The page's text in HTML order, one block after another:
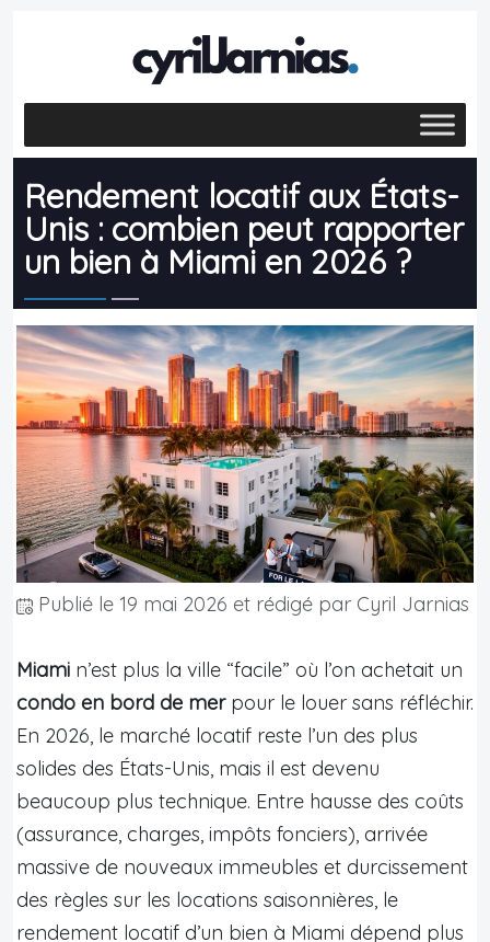
Rendement locatif aux États-
Unis : combien peut rapporter
un bien à Miami en 2026 ?
Publié le 19 mai 2026 et rédigé par Cyril Jarnias
Miami n’est plus la ville “facile” où l’on achetait un
condo en bord de merpour le louer sans réfléchir.
En 2026, le marché locatif reste l’un des plus
solides des États-Unis, mais il est devenu
beaucoup plus technique. Entre hausse des coûts
(assurance, charges, impôts fonciers), arrivée
massive de nouveaux immeubles et durcissement
des règles sur les locations saisonnières, le
rendement locatif d’un bien à Miami dépend plus